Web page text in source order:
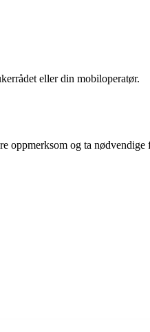
eller din mobiloperatør.
og ta